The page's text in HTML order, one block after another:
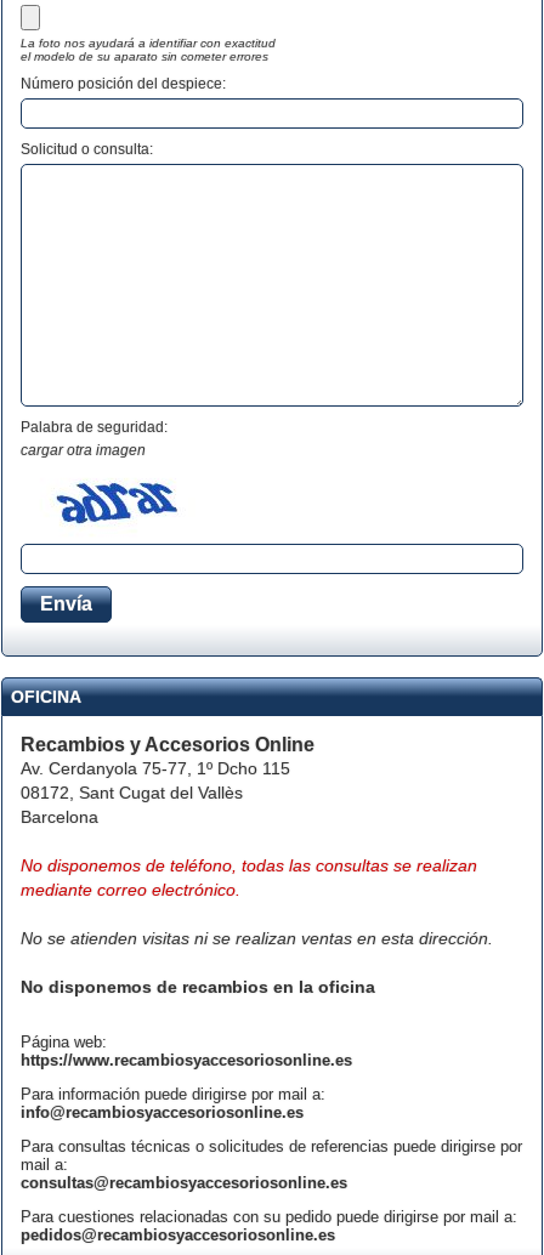
La foto nos ayudará a identifiar con exactitud
el modelo de su aparato sin cometer errores
Número posición del despiece:
Solicitud o consulta:
Palabra de seguridad:
cargar otra imagen
OFICINA
Recambios y Accesorios Online
Av. Cerdanyola 75-77, 1º Dcho 115
08172, Sant Cugat del Vallès
Barcelona
No disponemos de teléfono, todas las consultas se realizan
mediante correo electrónico.
No se atienden visitas ni se realizan ventas en esta dirección.
No disponemos de recambios en la oficina
Página web:
https://www.recambiosyaccesoriosonline.es
Para información puede dirigirse por mail a:
info@recambiosyaccesoriosonline.es
Para consultas técnicas o solicitudes de referencias puede dirigirse por
mail a:
consultas@recambiosyaccesoriosonline.es
Para cuestiones relacionadas con su pedido puede dirigirse por mail a:
pedidos@recambiosyaccesoriosonline.es